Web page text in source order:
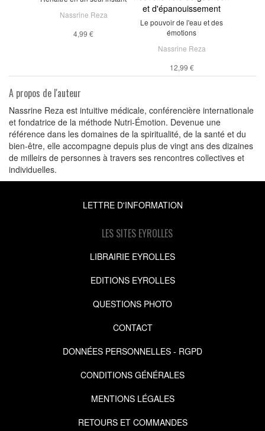
Nassrine Reza
4,99 €
et d'épanouissement
Le pouvoir de l'eau et des
émotions
Nassrine Reza
12,99 €
A propos de l'auteur
Nassrine Reza est intuitive médicale, conférencière internationale
et fondatrice de la méthode Nutri-Émotion. Devenue une
référence dans les domaines de la spiritualité, de la santé et du
bien-être, elle accompagne depuis plus de vingt ans des dizaines
de milleirs de personnes à travers ses rencontres collectives et
individuelles.
LETTRE D'INFORMATION
LES SITES EYROLLES
LIBRAIRIE EYROLLES
EDITIONS EYROLLES
QUESTIONS PHOTO
CONTACT
DONNÉES PERSONNELLES - RGPD
CONDITIONS GÉNÉRALES
MENTIONS LÉGALES
RETOURS ET COMMANDES